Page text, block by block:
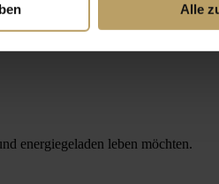
Alle
energiegeladen leben möchten.